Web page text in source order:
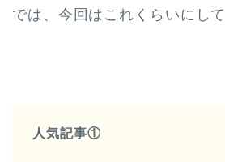
では、今回はこれくらいにして
人気記事①